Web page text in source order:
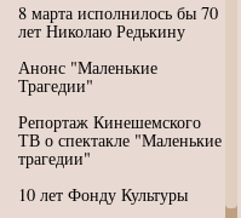
8 марта исполнилось бы 70
лет Николаю Редькину
Анонс "Маленькие
Трагедии"
Репортаж Кинешемского
ТВ о спектакле "Маленькие
трагедии"
10 лет Фонду Культуры